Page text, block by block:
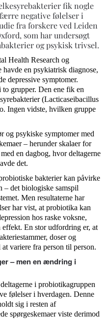
fik nogle
negative følelser i
fra forskere ved Leiden
som har undersøgt
og psykisk trivsel.
Health Research og
en psykiatrisk diagnose,
depressive symptomer.
grupper. Den ene fik en
(Lacticaseibacillus
Ingen vidste, hvilken gruppe
og psykiske symptomer med
– herunder skalaer for
en dagbog, hvor deltagerne
det.
bakterier kan påvirke
– det biologiske samspil
Men resultaterne har
har vist, at probiotika kan
hos raske voksne,
En stor udfordring er, at
doser og
variere fra person til person.
– men en ændring i
i probiotikagruppen
følelser i hverdagen. Denne
sig i resten af
spørgeskemaer viste derimod